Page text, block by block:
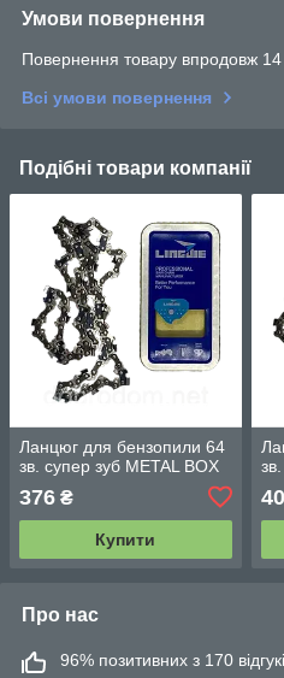
Умови повернення
Повернення товару впродовж 14
Всі умови повернення
Подібні товари компанії
Ланцюг для бензопили 64
зв. супер зуб METAL BOX
376 ₴
Купити
Про нас
96% позитивних з 170